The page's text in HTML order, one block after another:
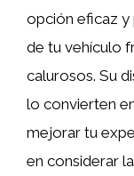
opción eficaz y
de tu vehículo
calurosos. Su
lo convierten
mejorar tu
en considerar